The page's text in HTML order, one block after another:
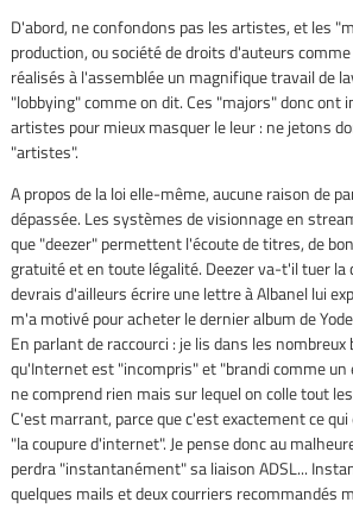
D'abord, ne confondons pas les artistes, et les
production, ou société de droits d'auteurs
réalisés à l'assemblée un magnifique travail de
"lobbying" comme on dit. Ces "majors" donc ont
artistes pour mieux masquer le leur : ne jetons
"artistes".
A propos de la loi elle-même, aucune raison de
dépassée. Les systèmes de visionnage en
que "deezer" permettent l'écoute de titres, de
gratuité et en toute légalité. Deezer va-t'il tuer la
devrais d'ailleurs écrire une lettre à Albanel lui
m'a motivé pour acheter le dernier album de
En parlant de raccourci : je lis dans les
qu'Internet est "incompris" et "brandi comme un
ne comprend rien mais sur lequel on colle tout
C'est marrant, parce que c'est exactement ce
"la coupure d'internet". Je pense donc au
perdra "instantanément" sa liaison ADSL...
quelques mails et deux courriers recommandés